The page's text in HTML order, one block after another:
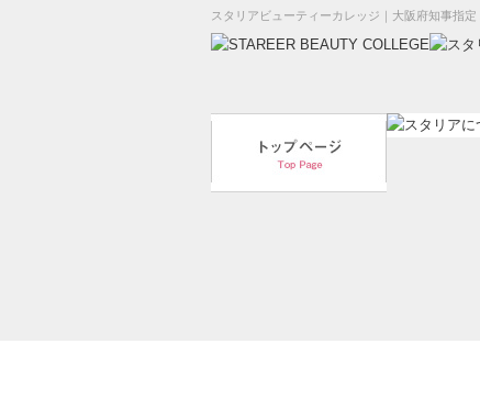
スタリアビューティーカレッジ｜大阪府知事指